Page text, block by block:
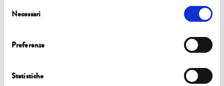
delNecessari
Preferenze
Statistiche
SALA CONVEGNI DI CONFINDUSTRIA